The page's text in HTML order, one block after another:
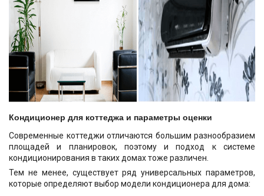
Кондиционер для коттеджа и параметры оценки
Современные коттеджи отличаются большим разнообразием
площадей и планировок, поэтому и подход к системе
кондиционирования в таких домах тоже различен.
Тем не менее, существует ряд универсальных параметров,
которые определяют выбор модели кондиционера для дома: